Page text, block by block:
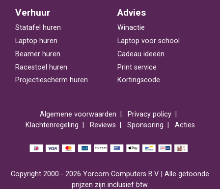
Verhuur
Statafel huren
Laptop huren
Beamer huren
Racestoel huren
Projectiescherm huren
Advies
Winactie
Laptop voor school
Cadeau ideeën
Print service
Kortingscode
Algemene voorwaarden
Privacy policy
Klachtenregeling
Reviews Sponsoring Acties
Copyright 2000 - 2026 Yorcom Computers B.V. | Alle getoonde
prijzen zijn inclusief btw.